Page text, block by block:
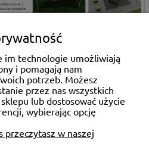
ZAKUPY
KONTO
POMOC
im technologie umożliwiają
i pomagają nam
potrzeb. Możesz
przez nas wszystkich
lub dostosować użycie
wybierając opcję
przeczytasz w naszej